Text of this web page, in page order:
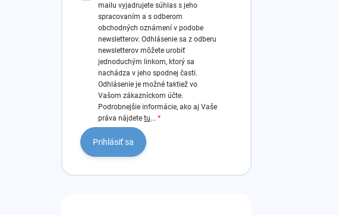
mailu vyjadrujete súhlas s jeho
spracovaním a s odberom
obchodných oznámení v podobe
newsletterov. Odhlásenie sa z odberu
newsletterov môžete urobiť
jednoduchým linkom, ktorý sa
nachádza v jeho spodnej časti.
Odhlásenie je možné taktiež vo
Vašom zákazníckom účte.
Podrobnejšie informácie, ako aj Vaše
práva nájdete tu...
Prihlásiť sa